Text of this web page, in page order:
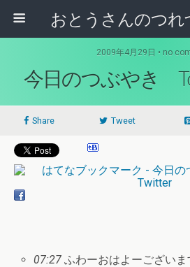
2009年4月29日 • no
今日のつぶやき
Share Tweet
07:27 ふわーおはよーございま